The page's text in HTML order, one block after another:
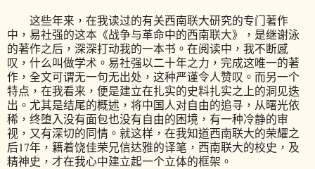
这些年来，在我读过的有关西南联大研究的专门著作
中，易社强的这本《战争与革命中的西南联大》，是继谢泳
的著作之后，深深打动我的一本书。在阅读中，我不断感
叹，什么叫做学术。易社强以二十年之力，完成这唯一的著
作，全文可谓无一句无出处，这种严谨令人赞叹。而另一个
特点，在我看来，便是建立在扎实的史料扎实之上的洞见迭
出。尤其是结尾的概述，将中国人对自由的追寻，从曙光依
稀，终堕入没有面包也没有自由的困境，有一种冷静的审
视，又有深切的同情。就这样，在我知道西南联大的荣耀之
后17年，籍着饶佳荣兄信达雅的译笔，西南联大的校史，及
精神史，才在我心中建立起一个立体的框架。